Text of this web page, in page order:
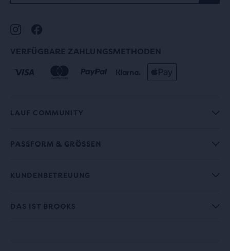
VERFÜGBARE ZAHLUNGSMETHODEN
LAUF COMMUNITY
PASSFORM & GRÖSSEN
KUNDENBETREUUNG
DAS IST BROOKS